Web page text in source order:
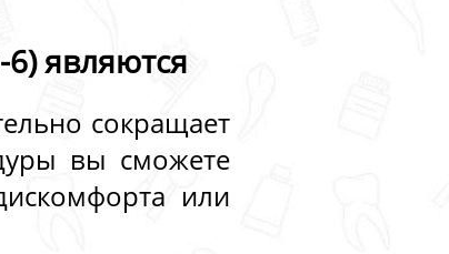
являются
сокращает
вы сможете
или